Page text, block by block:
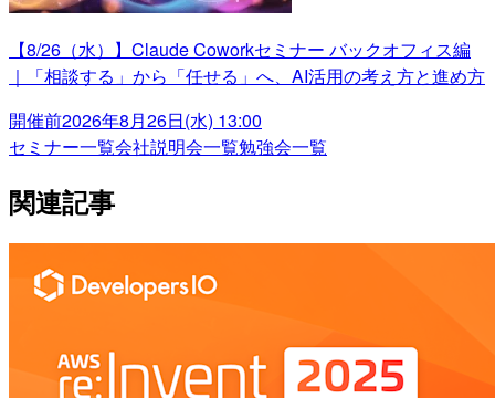
【8/26（水）】Claude Coworkセミナー バックオフィス編
｜「相談する」から「任せる」へ、AI活用の考え方と進め方
開催前2026年8月26日(水) 13:00
セミナー一覧会社説明会一覧勉強会一覧
関連記事